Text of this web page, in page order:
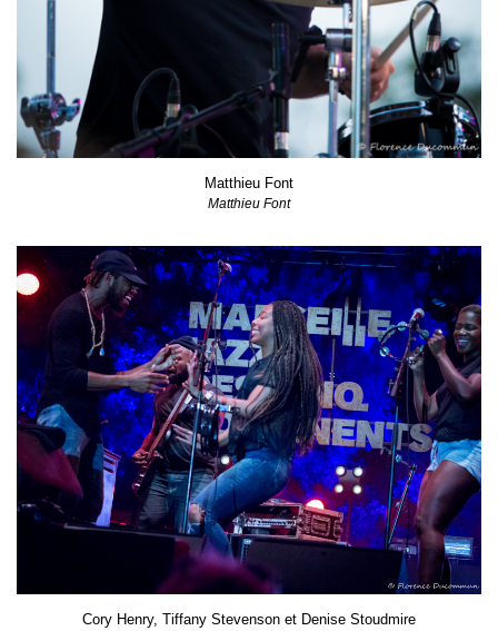
Matthieu Font
Matthieu Font
Cory Henry, Tiffany Stevenson et Denise Stoudmire